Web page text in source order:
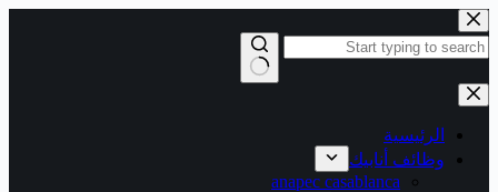
التجاوز
إلى
المحتوى
نتائج
الرئيسية
وظائف أنابيك
anapec casablanca